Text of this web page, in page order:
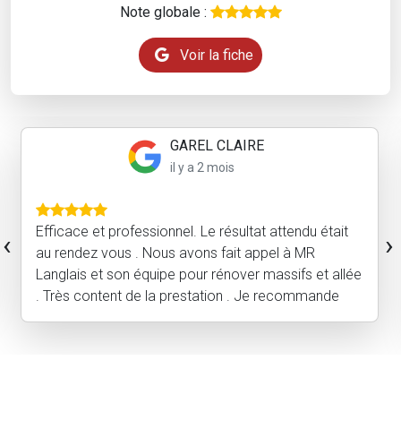
Note globale :
Voir la fiche
GAREL CLAIRE
il y a 2 mois
Efficace et professionnel. Le résultat attendu était
au rendez vous . Nous avons fait appel à MR
Langlais et son équipe pour rénover massifs et allée
. Très content de la prestation . Je recommande
‹ ›